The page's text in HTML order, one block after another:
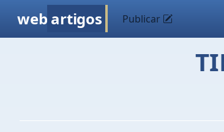
web artigos Publicar